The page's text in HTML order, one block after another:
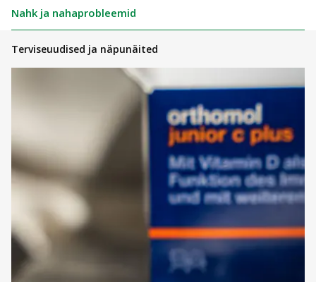
Nahk ja nahaprobleemid
Terviseuudised ja näpunäited